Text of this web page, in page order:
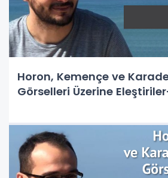
Horon, Kemençe ve
Görselleri Üzerine